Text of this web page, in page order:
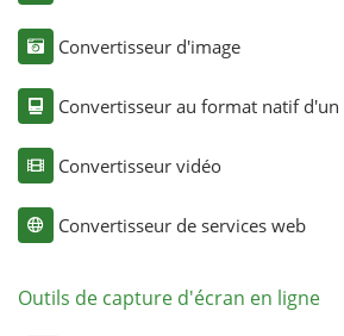
Convertisseur d'image
Convertisseur au format natif d'un
Convertisseur vidéo
Convertisseur de services web
Outils de capture d'écran en ligne